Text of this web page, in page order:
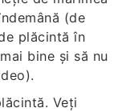
(de
plăcintă în
bine și să nu
Veți